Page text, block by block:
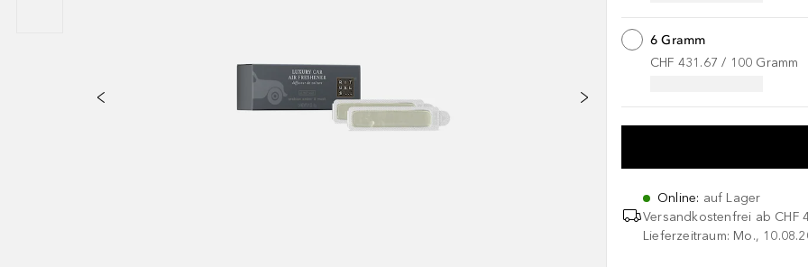
6 Gramm
CHF 431.67 / 100 Gramm
Online: auf Lager
Versandkostenfrei ab CHF
Lieferzeitraum: Mo.,